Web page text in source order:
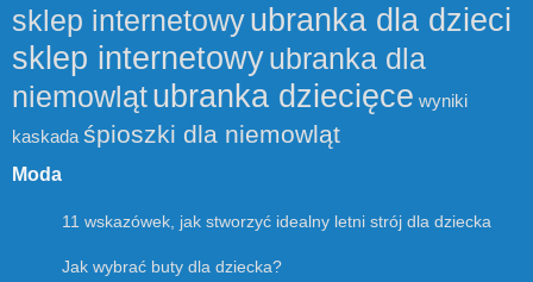
sklep internetowyubranka dla dzieci
sklep internetowyubranka dla
niemowlątubranka dziecięce wyniki
kaskada śpioszki dla niemowląt
Moda
11 wskazówek, jak stworzyć idealny letni strój dla dziecka
Jak wybrać buty dla dziecka?